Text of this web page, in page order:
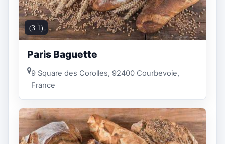
(3.1)
Paris Baguette
9 Square des Corolles, 92400 Courbevoie,
France